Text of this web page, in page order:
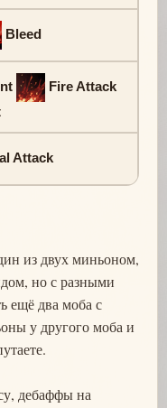
Bleed
Fire Attack
Attack
из двух миньоном,
но с разными
ещё два моба с
у другого моба и
дебаффы на